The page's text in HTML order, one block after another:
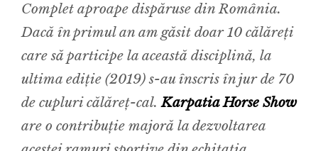
Complet aproape dispăruse din România.
Dacă în primul an am găsit doar10 călăreți
care să participe la această disciplină, la
ultima ediție (2019) s-au înscris în jur de 70
de cupluri călăreț-cal.Karpatia Horse Show
are o contribuție majoră la dezvoltarea